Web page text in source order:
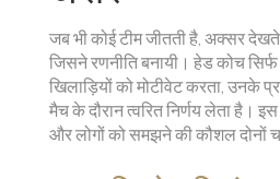
जब भी कोई टीम जीतती है, अक्सर
जिसने रणनीति बनायी। हेड कोच सिर्फ
खिलाड़ियों को मोटीवेट करता, उनके
मैच के दौरान त्वरित निर्णय लेता है।
और लोगों को समझने की कौशल दोनों